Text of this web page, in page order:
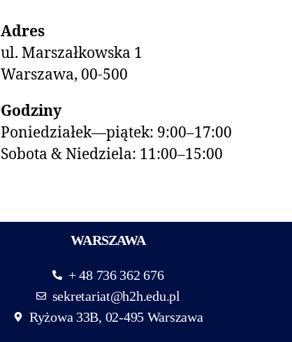
Adres
ul. Marszałkowska 1
Warszawa, 00-500
Godziny
Poniedziałek—piątek: 9:00–17:00
Sobota & Niedziela: 11:00–15:00
WARSZAWA
+ 48 736 362 676
sekretariat@h2h.edu.pl
Ryżowa 33B, 02-495 Warszawa